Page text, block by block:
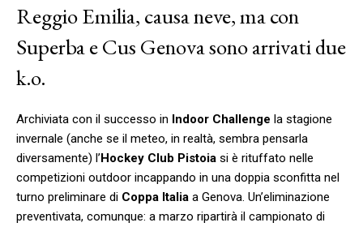
Reggio Emilia, causa neve, ma con
Superba e Cus Genova sono arrivati due
k.o.
Archiviata con il successo in Indoor Challenge la stagione
invernale (anche se il meteo, in realtà, sembra pensarla
diversamente) l’Hockey Club Pistoia si è rituffato nelle
competizioni outdoor incappando in una doppia sconfitta nel
turno preliminare di Coppa Italia a Genova. Un’eliminazione
preventivata, comunque: a marzo ripartirà il campionato di